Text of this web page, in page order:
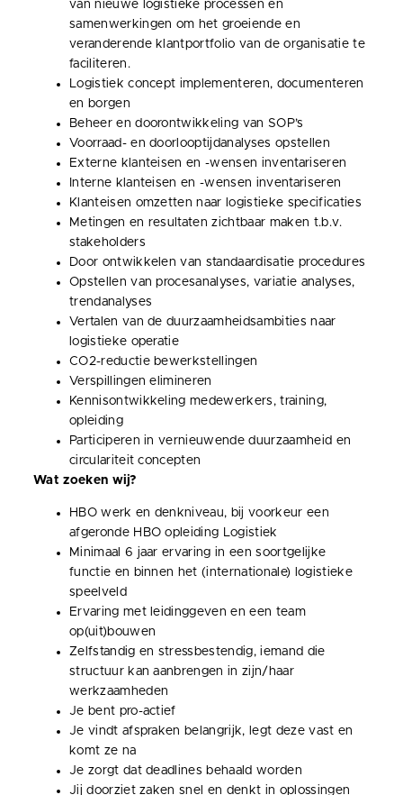
van nieuwe logistieke processen en
samenwerkingen om het groeiende en
veranderende klantportfolio van de organisatie te
faciliteren.
Logistiek concept implementeren, documenteren
en borgen
Beheer en doorontwikkeling van SOP’s
Voorraad- en doorlooptijdanalyses opstellen
Externe klanteisen en -wensen inventariseren
Interne klanteisen en -wensen inventariseren
Klanteisen omzetten naar logistieke specificaties
Metingen en resultaten zichtbaar maken t.b.v.
stakeholders
Door ontwikkelen van standaardisatie procedures
Opstellen van procesanalyses, variatie analyses,
trendanalyses
Vertalen van de duurzaamheidsambities naar
logistieke operatie
CO2-reductie bewerkstellingen
Verspillingen elimineren
Kennisontwikkeling medewerkers, training,
opleiding
Participeren in vernieuwende duurzaamheid en
circulariteit concepten
Wat zoeken wij?
HBO werk en denkniveau, bij voorkeur een
afgeronde HBO opleiding Logistiek
Minimaal 6 jaar ervaring in een soortgelijke
functie en binnen het (internationale) logistieke
speelveld
Ervaring met leidinggeven en een team
op(uit)bouwen
Zelfstandig en stressbestendig, iemand die
structuur kan aanbrengen in zijn/haar
werkzaamheden
Je bent pro-actief
Je vindt afspraken belangrijk, legt deze vast en
komt ze na
Je zorgt dat deadlines behaald worden
Jij doorziet zaken snel en denkt in oplossingen